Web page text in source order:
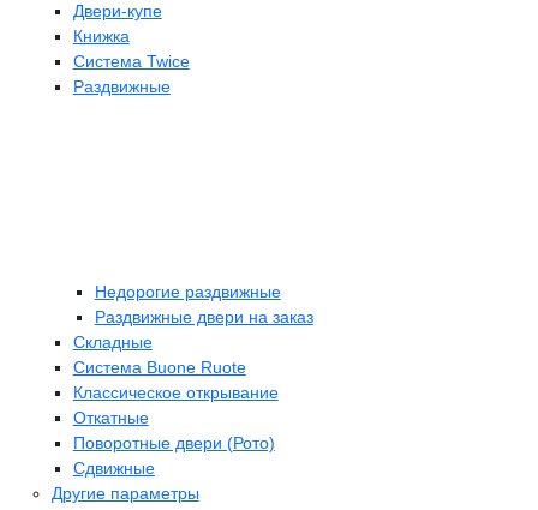
Двери-купе
Книжка
Система Twice
Раздвижные
Недорогие раздвижные
Раздвижные двери на заказ
Складные
Cистема Buone Ruote
Классическое открывание
Откатные
Поворотные двери (Рото)
Сдвижные
Другие параметры